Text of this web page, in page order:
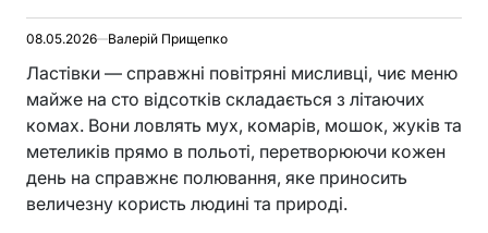
08.05.2026 Валерій Прищепко
Ластівки — справжні повітряні мисливці, чиє меню
майже на сто відсотків складається з літаючих
комах. Вони ловлять мух, комарів, мошок, жуків та
метеликів прямо в польоті, перетворюючи кожен
день на справжнє полювання, яке приносить
величезну користь людині та природі.